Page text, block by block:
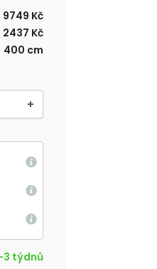
9749 Kč
2437 Kč
400 cm
3 týdnů